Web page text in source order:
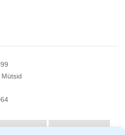
Mütsid